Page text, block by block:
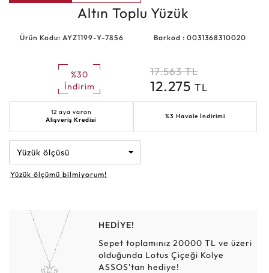
Altın Toplu Yüzük
Ürün Kodu: AYZ1199-Y-7856 Barkod : 0031368310020
%30
İndirim
17.563 TL
12.275 TL
12 aya varan
Alışveriş Kredisi
%3 Havale İndirimi
Yüzük ölçüsü
Yüzük ölçümü bilmiyorum!
HEDİYE!
Sepet toplamınız 20000 TL ve üzeri
olduğunda Lotus Çiçeği Kolye
ASSOS'tan hediye!